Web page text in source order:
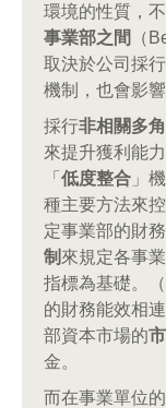
環境的性質，
事業部之間
（
取決於公司採
機制，也會影
採行非相關多
來提升獲利能
「 低度整合 」
種主要方法來
定事業部的財
制 來規定各事
指標為基礎。
的財務能效相
部資本市場的
金。
而在事業單位